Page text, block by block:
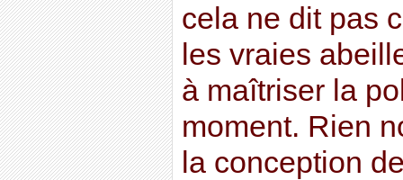
cela ne dit pas
les vraies
à maîtriser la
moment. Rien
la conception